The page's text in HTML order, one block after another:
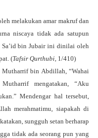
melakukan amar makruf dan
niscaya tidak ada satupun
Sa’id bin Jubair ini dinilai oleh
(Tafsir Qurthubi , 1/410)
Mutharrif bin Abdillah, “Wahai
mengatakan, “Aku
Mendengar hal tersebut,
merahmatimu, siapakah di
sungguh setan berharap
tidak ada seorang pun yang